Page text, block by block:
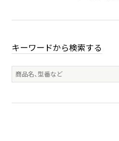
キーワードから検索する